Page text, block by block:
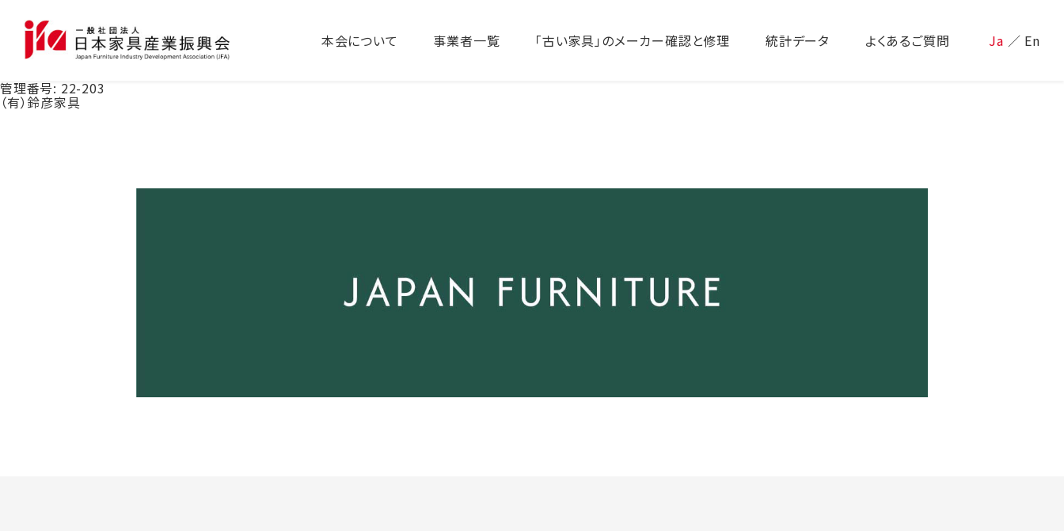
本会について 事業者一覧 「古い家具」のメーカー確認と修理 統計データ よくあるご質問 Ja ／ En
管理番号: 22-203
（有）鈴彦家具